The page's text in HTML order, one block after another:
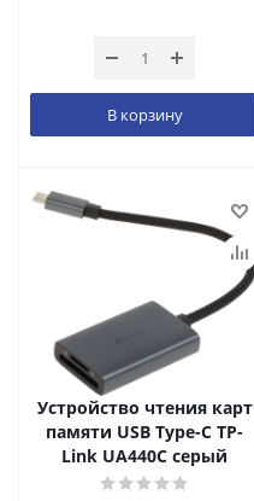
В корзину
Устройство чтения карт
памяти USB Type-C TP-
Link UA440C серый